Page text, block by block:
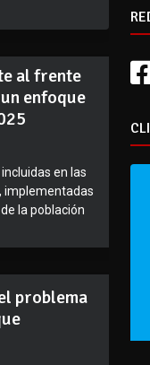
al frente
enfoque
en las
implementadas
la población
problema